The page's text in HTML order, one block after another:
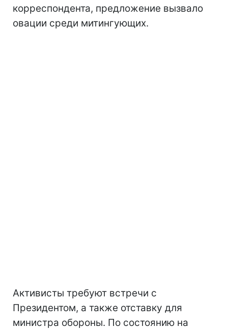
корреспондента, предложение вызвало
овации среди митингующих.
Активисты требуют встречи с
Президентом, а также отставку для
министра обороны. По состоянию на